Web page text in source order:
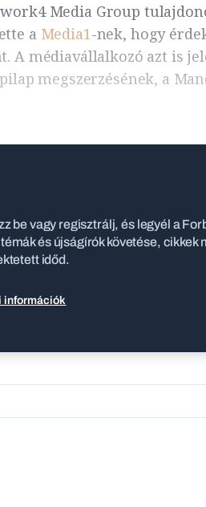
Media Group
a Media1 -nek, hogy
A médiavállalkozó azt is
megszerzésének, a
be vagy regisztrálj, és legyél a
és újságírók követése, cikkek
időd.
információk